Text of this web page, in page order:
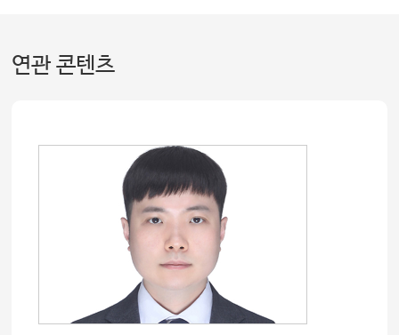
연관 콘텐츠